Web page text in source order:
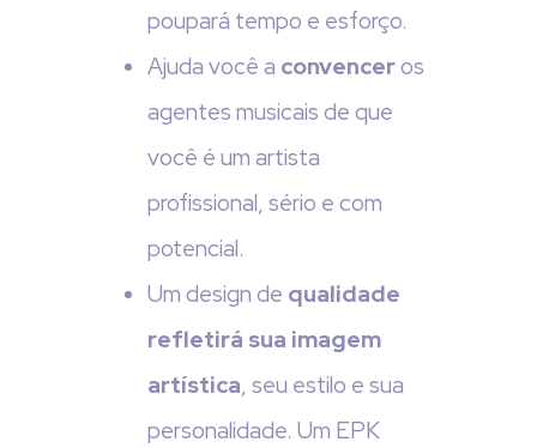
poupará tempo e esforço.
Ajuda você a convenceros
agentes musicais de que
você é um artista
profissional, sério e com
potencial.
Um design de qualidade
refletirá sua imagem
artística, seu estilo e sua
personalidade. Um EPK